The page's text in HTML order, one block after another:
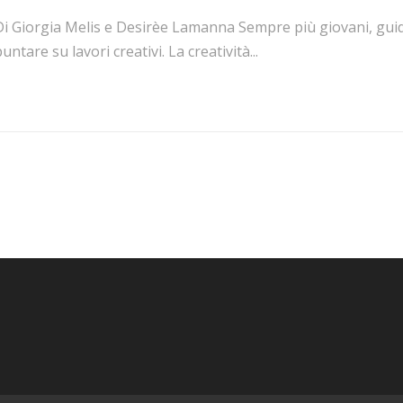
Giorgia Melis e Desirèe Lamanna Sempre più giovani,
su lavori creativi. La creatività...